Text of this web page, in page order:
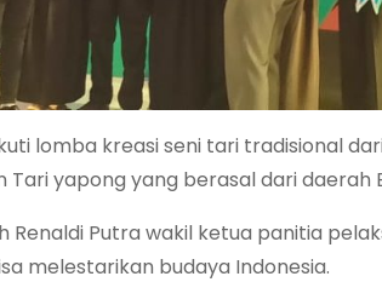
lomba kreasi seni tari tradisional
yapong yang berasal dari daerah
Renaldi Putra wakil ketua panitia
melestarikan budaya Indonesia.